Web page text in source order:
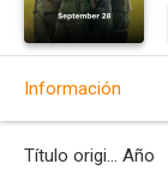
Información
Título original Año